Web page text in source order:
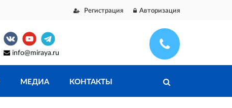
Регистрация Авторизация
info@miraya.ru
МЕДИА КОНТАКТЫ